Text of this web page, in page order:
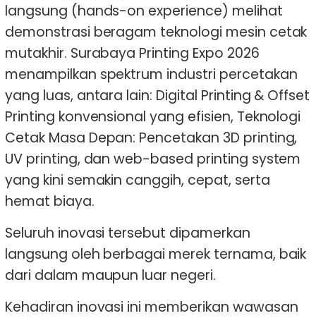
langsung (hands-on experience) melihat
demonstrasi beragam teknologi mesin cetak
mutakhir. Surabaya Printing Expo 2026
menampilkan spektrum industri percetakan
yang luas, antara lain: Digital Printing & Offset
Printing konvensional yang efisien, Teknologi
Cetak Masa Depan: Pencetakan 3D printing,
UV printing, dan web-based printing system
yang kini semakin canggih, cepat, serta
hemat biaya.
Seluruh inovasi tersebut dipamerkan
langsung oleh berbagai merek ternama, baik
dari dalam maupun luar negeri.
Kehadiran inovasi ini memberikan wawasan